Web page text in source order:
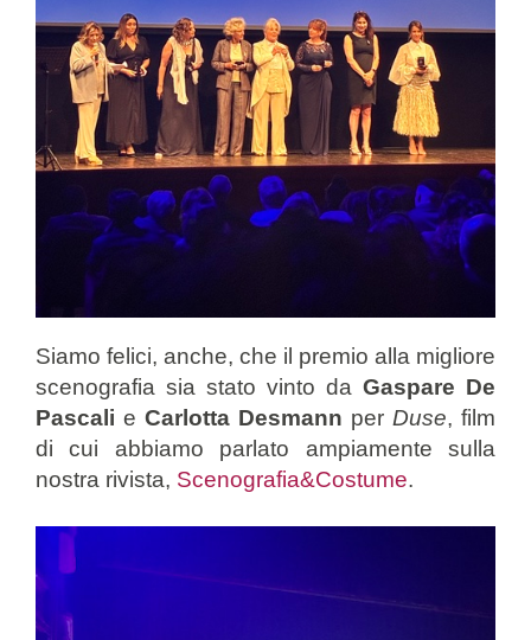
Siamo felici, anche, che il premio alla migliore
scenografia sia stato vinto da Gaspare De
Pascali e Carlotta Desmann per Duse, film
di cui abbiamo parlato ampiamente sulla
nostra rivista, Scenografia&Costume.